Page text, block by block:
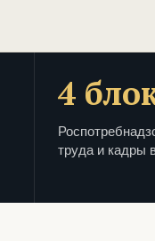
4
труда и кадры